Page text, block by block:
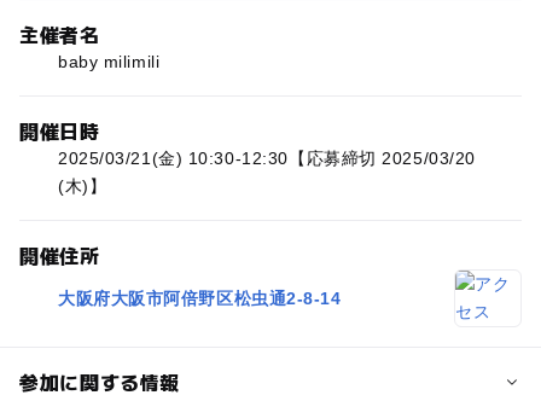
主催者名
baby milimili
開催日時
2025/03/21(金) 10:30-12:30【応募締切 2025/03/20
(木)】
開催住所
大阪府大阪市阿倍野区松虫通2-8-14
参加に関する情報